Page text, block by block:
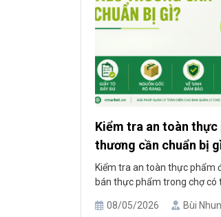
Kiểm tra an toàn
thương cần chuẩn bị
Kiểm tra an toàn thực phẩm
bán thực phẩm trong chợ có
không chứng minh được
08/05/2026 Bùi